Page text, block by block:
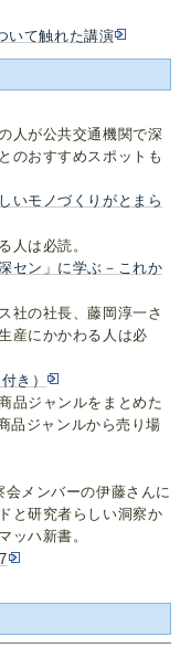
いて触れた講演
人が公共交通機関で深
のおすすめスポットも
いモノづくりがとまら
人は必読。
セン」に学ぶ－これか
社の社長、藤岡淳一さ
産にかかわる人は必
き）
品ジャンルをまとめた
品ジャンルから売り場
メンバーの伊藤さんに
と研究者らしい洞察か
ッハ新書。